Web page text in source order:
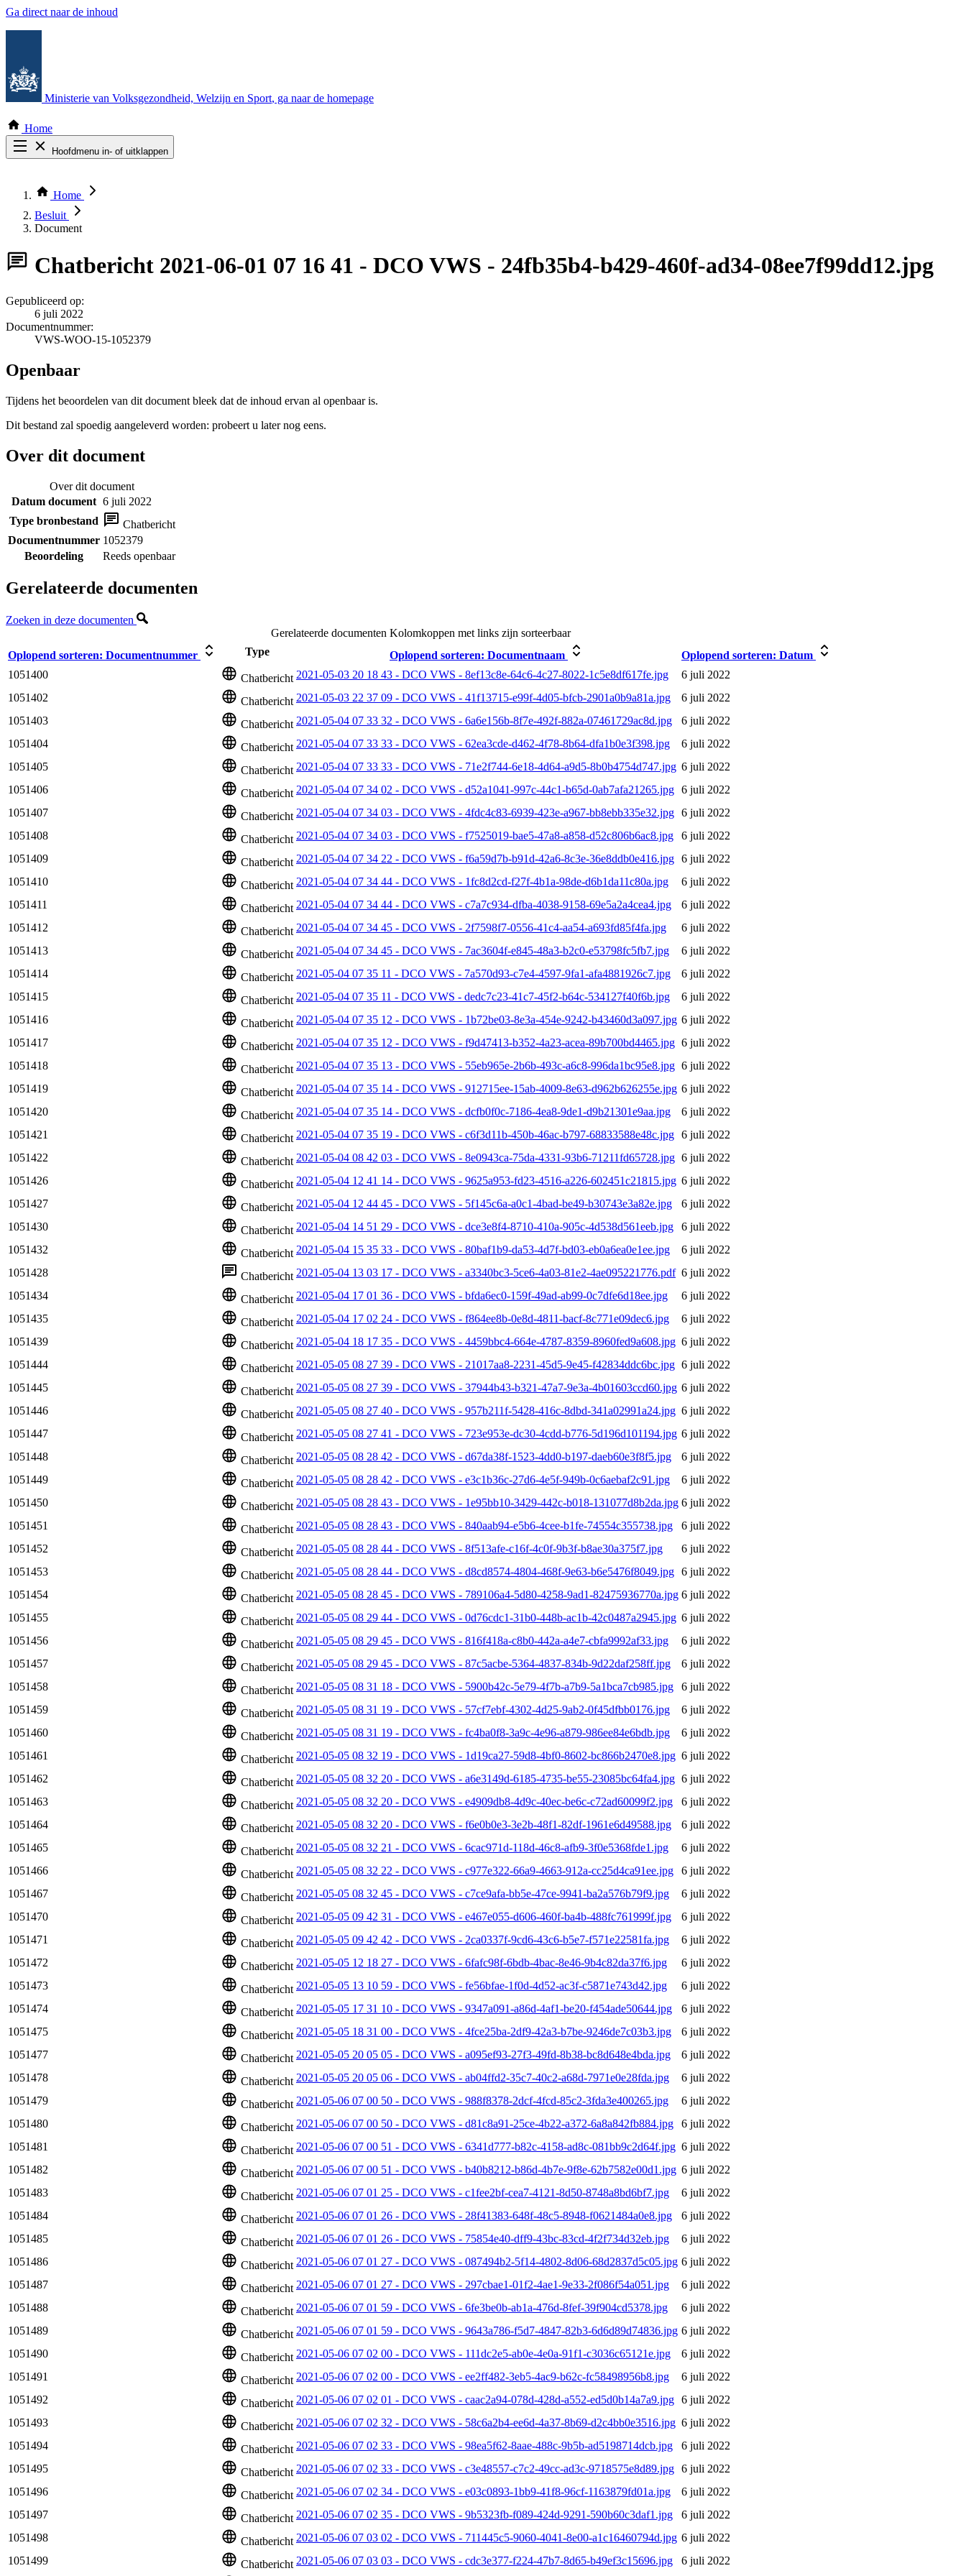
Ga direct naar de inhoud
Ministerie van Volksgezondheid, Welzijn en Sport, ga naar de homepage
Home
Hoofdmenu in- of uitklappen
Thema COVID-19
Bekijk per bestuursorgaan
Home
Besluit
Document
Chatbericht 2021-06-01 07 16 41 - DCO VWS - 24fb35b4-b429-460f-ad34-08ee7f99dd12.jpg
Gepubliceerd op:
6 juli 2022
Documentnummer:
VWS-WOO-15-1052379
Openbaar
Tijdens het beoordelen van dit document bleek dat de inhoud ervan al openbaar is.
Dit bestand zal spoedig aangeleverd worden: probeert u later nog eens.
Over dit document
Over dit document
Datum document 6 juli 2022
Type bronbestand
Chatbericht
Documentnummer 1052379
Beoordeling
Reeds openbaar
Gerelateerde documenten
Zoeken in deze documenten
Gerelateerde documenten Kolomkoppen met links zijn sorteerbaar
Oplopend sorteren: Documentnummer Type Oplopend sorteren: Documentnaam Oplopend sorteren: Datum
1051400
Chatbericht 2021-05-03 20 18 43 - DCO VWS - 8ef13c8e-64c6-4c27-8022-1c5e8df617fe.jpg
6 juli 2022
1051402
Chatbericht 2021-05-03 22 37 09 - DCO VWS - 41f13715-e99f-4d05-bfcb-2901a0b9a81a.jpg
6 juli 2022
1051403
Chatbericht 2021-05-04 07 33 32 - DCO VWS - 6a6e156b-8f7e-492f-882a-07461729ac8d.jpg
6 juli 2022
1051404
Chatbericht 2021-05-04 07 33 33 - DCO VWS - 62ea3cde-d462-4f78-8b64-dfa1b0e3f398.jpg
6 juli 2022
1051405
Chatbericht 2021-05-04 07 33 33 - DCO VWS - 71e2f744-6e18-4d64-a9d5-8b0b4754d747.jpg 6 juli 2022
1051406
Chatbericht 2021-05-04 07 34 02 - DCO VWS - d52a1041-997c-44c1-b65d-0ab7afa21265.jpg 6 juli 2022
1051407
Chatbericht 2021-05-04 07 34 03 - DCO VWS - 4fdc4c83-6939-423e-a967-bb8ebb335e32.jpg 6 juli 2022
1051408
Chatbericht 2021-05-04 07 34 03 - DCO VWS - f7525019-bae5-47a8-a858-d52c806b6ac8.jpg
6 juli 2022
1051409
Chatbericht 2021-05-04 07 34 22 - DCO VWS - f6a59d7b-b91d-42a6-8c3e-36e8ddb0e416.jpg 6 juli 2022
1051410
Chatbericht 2021-05-04 07 34 44 - DCO VWS - 1fc8d2cd-f27f-4b1a-98de-d6b1da11c80a.jpg
6 juli 2022
1051411
Chatbericht 2021-05-04 07 34 44 - DCO VWS - c7a7c934-dfba-4038-9158-69e5a2a4cea4.jpg
6 juli 2022
1051412
Chatbericht 2021-05-04 07 34 45 - DCO VWS - 2f7598f7-0556-41c4-aa54-a693fd85f4fa.jpg
6 juli 2022
1051413
Chatbericht 2021-05-04 07 34 45 - DCO VWS - 7ac3604f-e845-48a3-b2c0-e53798fc5fb7.jpg
6 juli 2022
1051414
Chatbericht 2021-05-04 07 35 11 - DCO VWS - 7a570d93-c7e4-4597-9fa1-afa4881926c7.jpg
6 juli 2022
1051415
Chatbericht 2021-05-04 07 35 11 - DCO VWS - dedc7c23-41c7-45f2-b64c-534127f40f6b.jpg
6 juli 2022
1051416
Chatbericht 2021-05-04 07 35 12 - DCO VWS - 1b72be03-8e3a-454e-9242-b43460d3a097.jpg 6 juli 2022
1051417
Chatbericht 2021-05-04 07 35 12 - DCO VWS - f9d47413-b352-4a23-acea-89b700bd4465.jpg 6 juli 2022
1051418
Chatbericht 2021-05-04 07 35 13 - DCO VWS - 55eb965e-2b6b-493c-a6c8-996da1bc95e8.jpg 6 juli 2022
1051419
Chatbericht 2021-05-04 07 35 14 - DCO VWS - 912715ee-15ab-4009-8e63-d962b626255e.jpg 6 juli 2022
1051420
Chatbericht 2021-05-04 07 35 14 - DCO VWS - dcfb0f0c-7186-4ea8-9de1-d9b21301e9aa.jpg
6 juli 2022
1051421
Chatbericht 2021-05-04 07 35 19 - DCO VWS - c6f3d11b-450b-46ac-b797-68833588e48c.jpg 6 juli 2022
1051422
Chatbericht 2021-05-04 08 42 03 - DCO VWS - 8e0943ca-75da-4331-93b6-71211fd65728.jpg 6 juli 2022
1051426
Chatbericht 2021-05-04 12 41 14 - DCO VWS - 9625a953-fd23-4516-a226-602451c21815.jpg 6 juli 2022
1051427
Chatbericht 2021-05-04 12 44 45 - DCO VWS - 5f145c6a-a0c1-4bad-be49-b30743e3a82e.jpg
6 juli 2022
1051430
Chatbericht 2021-05-04 14 51 29 - DCO VWS - dce3e8f4-8710-410a-905c-4d538d561eeb.jpg
6 juli 2022
1051432
Chatbericht 2021-05-04 15 35 33 - DCO VWS - 80baf1b9-da53-4d7f-bd03-eb0a6ea0e1ee.jpg
6 juli 2022
1051428
Chatbericht 2021-05-04 13 03 17 - DCO VWS - a3340bc3-5ce6-4a03-81e2-4ae095221776.pdf 6 juli 2022
1051434
Chatbericht 2021-05-04 17 01 36 - DCO VWS - bfda6ec0-159f-49ad-ab99-0c7dfe6d18ee.jpg
6 juli 2022
1051435
Chatbericht 2021-05-04 17 02 24 - DCO VWS - f864ee8b-0e8d-4811-bacf-8c771e09dec6.jpg
6 juli 2022
1051439
Chatbericht 2021-05-04 18 17 35 - DCO VWS - 4459bbc4-664e-4787-8359-8960fed9a608.jpg 6 juli 2022
1051444
Chatbericht 2021-05-05 08 27 39 - DCO VWS - 21017aa8-2231-45d5-9e45-f42834ddc6bc.jpg 6 juli 2022
1051445
Chatbericht 2021-05-05 08 27 39 - DCO VWS - 37944b43-b321-47a7-9e3a-4b01603ccd60.jpg 6 juli 2022
1051446
Chatbericht 2021-05-05 08 27 40 - DCO VWS - 957b211f-5428-416c-8dbd-341a02991a24.jpg 6 juli 2022
1051447
Chatbericht 2021-05-05 08 27 41 - DCO VWS - 723e953e-dc30-4cdd-b776-5d196d101194.jpg 6 juli 2022
1051448
Chatbericht 2021-05-05 08 28 42 - DCO VWS - d67da38f-1523-4dd0-b197-daeb60e3f8f5.jpg
6 juli 2022
1051449
Chatbericht 2021-05-05 08 28 42 - DCO VWS - e3c1b36c-27d6-4e5f-949b-0c6aebaf2c91.jpg
6 juli 2022
1051450
Chatbericht 2021-05-05 08 28 43 - DCO VWS - 1e95bb10-3429-442c-b018-131077d8b2da.jpg 6 juli 2022
1051451
Chatbericht 2021-05-05 08 28 43 - DCO VWS - 840aab94-e5b6-4cee-b1fe-74554c355738.jpg
6 juli 2022
1051452
Chatbericht 2021-05-05 08 28 44 - DCO VWS - 8f513afe-c16f-4c0f-9b3f-b8ae30a375f7.jpg
6 juli 2022
1051453
Chatbericht 2021-05-05 08 28 44 - DCO VWS - d8cd8574-4804-468f-9e63-b6e5476f8049.jpg 6 juli 2022
1051454
Chatbericht 2021-05-05 08 28 45 - DCO VWS - 789106a4-5d80-4258-9ad1-82475936770a.jpg 6 juli 2022
1051455
Chatbericht 2021-05-05 08 29 44 - DCO VWS - 0d76cdc1-31b0-448b-ac1b-42c0487a2945.jpg 6 juli 2022
1051456
Chatbericht 2021-05-05 08 29 45 - DCO VWS - 816f418a-c8b0-442a-a4e7-cbfa9992af33.jpg
6 juli 2022
1051457
Chatbericht 2021-05-05 08 29 45 - DCO VWS - 87c5acbe-5364-4837-834b-9d22daf258ff.jpg
6 juli 2022
1051458
Chatbericht 2021-05-05 08 31 18 - DCO VWS - 5900b42c-5e79-4f7b-a7b9-5a1bca7cb985.jpg
6 juli 2022
1051459
Chatbericht 2021-05-05 08 31 19 - DCO VWS - 57cf7ebf-4302-4d25-9ab2-0f45dfbb0176.jpg
6 juli 2022
1051460
Chatbericht 2021-05-05 08 31 19 - DCO VWS - fc4ba0f8-3a9c-4e96-a879-986ee84e6bdb.jpg
6 juli 2022
1051461
Chatbericht 2021-05-05 08 32 19 - DCO VWS - 1d19ca27-59d8-4bf0-8602-bc866b2470e8.jpg 6 juli 2022
1051462
Chatbericht 2021-05-05 08 32 20 - DCO VWS - a6e3149d-6185-4735-be55-23085bc64fa4.jpg 6 juli 2022
1051463
Chatbericht 2021-05-05 08 32 20 - DCO VWS - e4909db8-4d9c-40ec-be6c-c72ad60099f2.jpg
6 juli 2022
1051464
Chatbericht 2021-05-05 08 32 20 - DCO VWS - f6e0b0e3-3e2b-48f1-82df-1961e6d49588.jpg
6 juli 2022
1051465
Chatbericht 2021-05-05 08 32 21 - DCO VWS - 6cac971d-118d-46c8-afb9-3f0e5368fde1.jpg
6 juli 2022
1051466
Chatbericht 2021-05-05 08 32 22 - DCO VWS - c977e322-66a9-4663-912a-cc25d4ca91ee.jpg
6 juli 2022
1051467
Chatbericht 2021-05-05 08 32 45 - DCO VWS - c7ce9afa-bb5e-47ce-9941-ba2a576b79f9.jpg
6 juli 2022
1051470
Chatbericht 2021-05-05 09 42 31 - DCO VWS - e467e055-d606-460f-ba4b-488fc761999f.jpg
6 juli 2022
1051471
Chatbericht 2021-05-05 09 42 42 - DCO VWS - 2ca0337f-9cd6-43c6-b5e7-f571e22581fa.jpg
6 juli 2022
1051472
Chatbericht 2021-05-05 12 18 27 - DCO VWS - 6fafc98f-6bdb-4bac-8e46-9b4c82da37f6.jpg
6 juli 2022
1051473
Chatbericht 2021-05-05 13 10 59 - DCO VWS - fe56bfae-1f0d-4d52-ac3f-c5871e743d42.jpg
6 juli 2022
1051474
Chatbericht 2021-05-05 17 31 10 - DCO VWS - 9347a091-a86d-4af1-be20-f454ade50644.jpg
6 juli 2022
1051475
Chatbericht 2021-05-05 18 31 00 - DCO VWS - 4fce25ba-2df9-42a3-b7be-9246de7c03b3.jpg
6 juli 2022
1051477
Chatbericht 2021-05-05 20 05 05 - DCO VWS - a095ef93-27f3-49fd-8b38-bc8d648e4bda.jpg
6 juli 2022
1051478
Chatbericht 2021-05-05 20 05 06 - DCO VWS - ab04ffd2-35c7-40c2-a68d-7971e0e28fda.jpg
6 juli 2022
1051479
Chatbericht 2021-05-06 07 00 50 - DCO VWS - 988f8378-2dcf-4fcd-85c2-3fda3e400265.jpg
6 juli 2022
1051480
Chatbericht 2021-05-06 07 00 50 - DCO VWS - d81c8a91-25ce-4b22-a372-6a8a842fb884.jpg
6 juli 2022
1051481
Chatbericht 2021-05-06 07 00 51 - DCO VWS - 6341d777-b82c-4158-ad8c-081bb9c2d64f.jpg 6 juli 2022
1051482
Chatbericht 2021-05-06 07 00 51 - DCO VWS - b40b8212-b86d-4b7e-9f8e-62b7582e00d1.jpg 6 juli 2022
1051483
Chatbericht 2021-05-06 07 01 25 - DCO VWS - c1fee2bf-cea7-4121-8d50-8748a8bd6bf7.jpg
6 juli 2022
1051484
Chatbericht 2021-05-06 07 01 26 - DCO VWS - 28f41383-648f-48c5-8948-f0621484a0e8.jpg
6 juli 2022
1051485
Chatbericht 2021-05-06 07 01 26 - DCO VWS - 75854e40-dff9-43bc-83cd-4f2f734d32eb.jpg
6 juli 2022
1051486
Chatbericht 2021-05-06 07 01 27 - DCO VWS - 087494b2-5f14-4802-8d06-68d2837d5c05.jpg 6 juli 2022
1051487
Chatbericht 2021-05-06 07 01 27 - DCO VWS - 297cbae1-01f2-4ae1-9e33-2f086f54a051.jpg
6 juli 2022
1051488
Chatbericht 2021-05-06 07 01 59 - DCO VWS - 6fe3be0b-ab1a-476d-8fef-39f904cd5378.jpg
6 juli 2022
1051489
Chatbericht 2021-05-06 07 01 59 - DCO VWS - 9643a786-f5d7-4847-82b3-6d6d89d74836.jpg 6 juli 2022
1051490
Chatbericht 2021-05-06 07 02 00 - DCO VWS - 111dc2e5-ab0e-4e0a-91f1-c3036c65121e.jpg
6 juli 2022
1051491
Chatbericht 2021-05-06 07 02 00 - DCO VWS - ee2ff482-3eb5-4ac9-b62c-fc58498956b8.jpg
6 juli 2022
1051492
Chatbericht 2021-05-06 07 02 01 - DCO VWS - caac2a94-078d-428d-a552-ed5d0b14a7a9.jpg 6 juli 2022
1051493
Chatbericht 2021-05-06 07 02 32 - DCO VWS - 58c6a2b4-ee6d-4a37-8b69-d2c4bb0e3516.jpg 6 juli 2022
1051494
Chatbericht 2021-05-06 07 02 33 - DCO VWS - 98ea5f62-8aae-488c-9b5b-ad5198714dcb.jpg
6 juli 2022
1051495
Chatbericht 2021-05-06 07 02 33 - DCO VWS - c3e48557-c7c2-49cc-ad3c-9718575e8d89.jpg 6 juli 2022
1051496
Chatbericht 2021-05-06 07 02 34 - DCO VWS - e03c0893-1bb9-41f8-96cf-1163879fd01a.jpg
6 juli 2022
1051497
Chatbericht 2021-05-06 07 02 35 - DCO VWS - 9b5323fb-f089-424d-9291-590b60c3daf1.jpg
6 juli 2022
1051498
Chatbericht 2021-05-06 07 03 02 - DCO VWS - 711445c5-9060-4041-8e00-a1c16460794d.jpg 6 juli 2022
1051499
Chatbericht 2021-05-06 07 03 03 - DCO VWS - cdc3e377-f224-47b7-8d65-b49ef3c15696.jpg 6 juli 2022